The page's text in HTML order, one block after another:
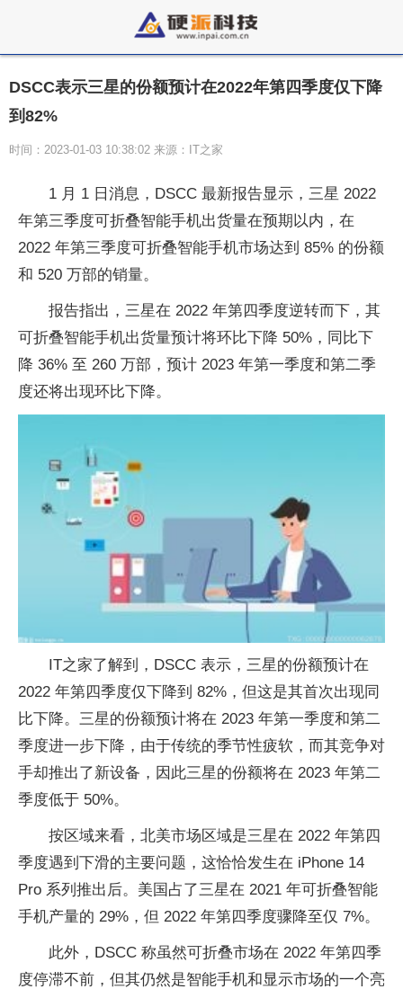
DSCC表示三星的份额预计在2022年第四季度仅下降
到82%
时间：2023-01-03 10:38:02 来源：IT之家
1 月 1 日消息，DSCC 最新报告显示，三星 2022
年第三季度可折叠智能手机出货量在预期以内，在
2022 年第三季度可折叠智能手机市场达到 85% 的份额
和 520 万部的销量。
报告指出，三星在 2022 年第四季度逆转而下，其
可折叠智能手机出货量预计将环比下降 50%，同比下
降 36% 至 260 万部，预计 2023 年第一季度和第二季
度还将出现环比下降。
IT之家了解到，DSCC 表示，三星的份额预计在
2022 年第四季度仅下降到 82%，但这是其首次出现同
比下降。三星的份额预计将在 2023 年第一季度和第二
季度进一步下降，由于传统的季节性疲软，而其竞争对
手却推出了新设备，因此三星的份额将在 2023 年第二
季度低于 50%。
按区域来看，北美市场区域是三星在 2022 年第四
季度遇到下滑的主要问题，这恰恰发生在 iPhone 14
Pro 系列推出后。美国占了三星在 2021 年可折叠智能
手机产量的 29%，但 2022 年第四季度骤降至仅 7%。
此外，DSCC 称虽然可折叠市场在 2022 年第四季
度停滞不前，但其仍然是智能手机和显示市场的一个亮